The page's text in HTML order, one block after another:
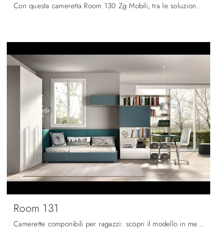
Con questa cameretta Room 130 Zg Mobili, tra le soluzioni a ponte, potrai progettare stanze moderne per ragazzi.
Room 131
Camerette componibili per ragazzi: scopri il modello in melaminico Room 131 di Zg Mobili per stanzette moderne.